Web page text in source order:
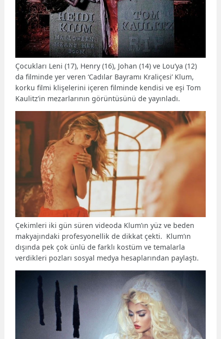
Çocukları Leni (17), Henry (16), Johan (14) ve Lou’ya (12)
da filminde yer veren ‘Cadılar Bayramı Kraliçesi’ Klum,
korku filmi klişelerini içeren filminde kendisi ve eşi Tom
Kaulitz’in mezarlarının görüntüsünü de yayınladı.
Çekimleri iki gün süren videoda Klum’ın yüz ve beden
makyajındaki profesyonellik de dikkat çekti. Klum’ın
dışında pek çok ünlü de farklı kostüm ve temalarla
verdikleri pozları sosyal medya hesaplarından paylaştı.